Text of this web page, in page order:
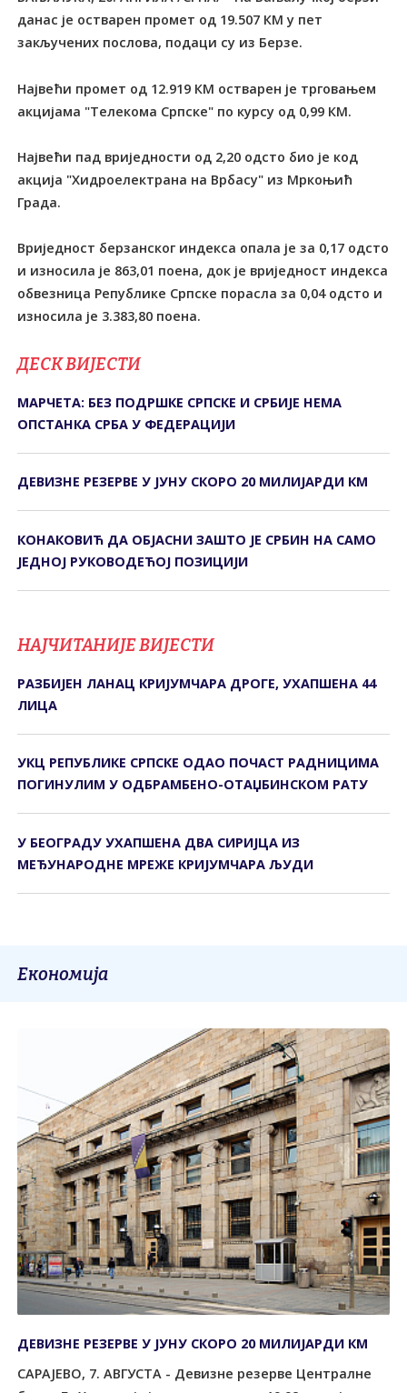
данас је остварен промет од 19.507 КМ у пет
закључених послова, подаци су из Берзе.
Највећи промет од 12.919 КМ остварен је трговањем
акцијама "Телекома Српске" по курсу од 0,99 КМ.
Највећи пад вриједности од 2,20 одсто био је код
акција "Хидроелектрана на Врбасу" из Мркоњић
Града.
Вриједност берзанског индекса опала је за 0,17 одсто
и износила је 863,01 поена, док је вриједност индекса
обвезница Републике Српске порасла за 0,04 одсто и
износила је 3.383,80 поена.
ДЕСК ВИЈЕСТИ
МАРЧЕТА: БЕЗ ПОДРШКЕ СРПСКЕ И СРБИЈЕ НЕМА
ОПСТАНКА СРБА У ФЕДЕРАЦИЈИ
ДЕВИЗНЕ РЕЗЕРВЕ У ЈУНУ СКОРО 20 МИЛИЈАРДИ КМ
КОНАКОВИЋ ДА ОБЈАСНИ ЗАШТО ЈЕ СРБИН НА САМО
ЈЕДНОЈ РУКОВОДЕЋОЈ ПОЗИЦИЈИ
НАЈЧИТАНИЈЕ ВИЈЕСТИ
РАЗБИЈЕН ЛАНАЦ КРИЈУМЧАРА ДРОГЕ, УХАПШЕНА 44
ЛИЦА
УКЦ РЕПУБЛИКЕ СРПСКЕ ОДАО ПОЧАСТ РАДНИЦИМА
ПОГИНУЛИМ У ОДБРАМБЕНО-ОТАЏБИНСКОМ РАТУ
У БЕОГРАДУ УХАПШЕНА ДВА СИРИЈЦА ИЗ
МЕЂУНАРОДНЕ МРЕЖЕ КРИЈУМЧАРА ЉУДИ
Економија
ДЕВИЗНЕ РЕЗЕРВЕ У ЈУНУ СКОРО 20 МИЛИЈАРДИ КМ
САРАЈЕВО, 7. АВГУСТА - Девизне резерве Централне